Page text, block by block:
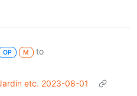
OP M
to
etc. 2023-08-01